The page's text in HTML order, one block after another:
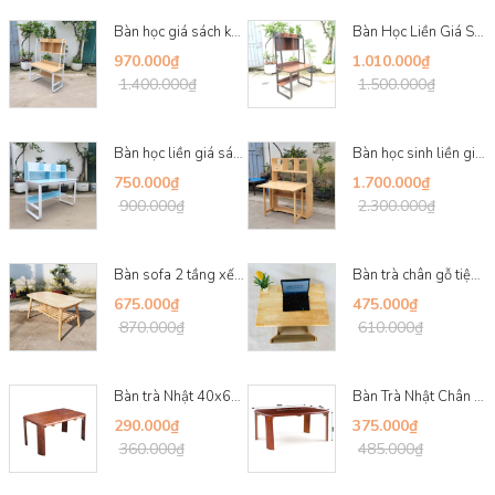
Ghế giá rẻ: Dành cho những ai tìm kiếm sự tiết kiệm mà vẫn đảm bảo
chất lượng, các mẫu ghế trong phân khúc này được thiết kế đơn giản
nhưng không kém phần đẹp mắt và bền bỉ.
Ghế tầm trung
: Sự kết hợp giữa chất lượng và giá cả hợp lý, các mẫu
mái.
Ghế cao cấp
: Với chất liệu gỗ tự nhiên chọn lọc, thiết kế tinh xảo và
độ bền vượt trội, ghế bàn ăn cao cấp là lựa chọn dành cho những
không gian sống sang trọng và đẳng cấp.
Bàn học giá sách khung sắt 1m, Kích thước 60x10...
970.000₫
1.400.000₫
Bàn Học Liền Giá Sách 1m2: Khung Sắt Sơn Tĩnh Đ...
1.010.000₫
1.500.000₫
Bàn học liền giá sách, Khung sắt chữ U, Gỗ MDF ...
750.000₫
900.000₫
Bàn học sinh liền giá sách, Có thể xếp gọn mặt ...
1.700.000₫
2.300.000₫
Bàn sofa 2 tầng xếp gọn, Gỗ cao su tự nhiên, Kí...
675.000₫
870.000₫
Bàn trà chân gỗ tiện 60x90, Chân gấp tiện lợi, ...
475.000₫
610.000₫
Bàn trà Nhật 40x60, Chân bánh mỳ, Gỗ tự nhiên, ...
290.000₫
360.000₫
Bàn Trà Nhật Chân Bánh Mỳ 50x70 – Gỗ Cao Su Tự ...
375.000₫
485.000₫